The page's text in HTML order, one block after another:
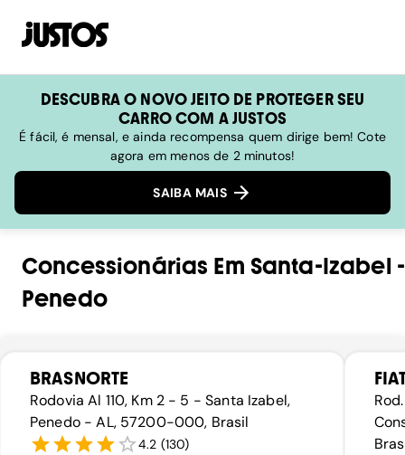
DESCUBRA O NOVO JEITO DE PROTEGER SEU
CARRO COM A JUSTOS
É fácil, é mensal, e ainda recompensa quem dirige bem! Cote
agora em menos de 2 minutos!
SAIBA MAIS
Concessionárias Em Santa-Izabel-
Penedo
BRASNORTE
Rodovia Al 110, Km 2 - 5 - Santa Izabel,
Penedo - AL, 57200-000, Brasil
4.2 (130)